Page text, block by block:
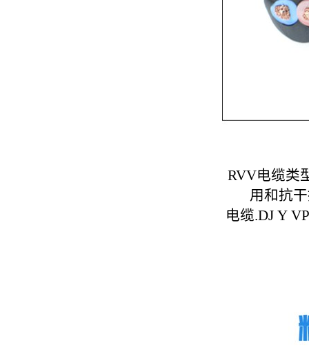
RVV电缆类
用和抗
电缆.DJ Y